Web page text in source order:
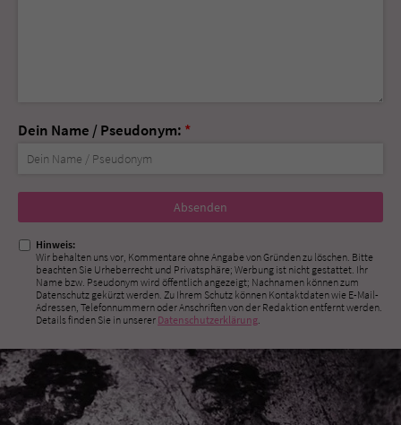
Dein Name / Pseudonym: *
Nicht
ausfüllen!
Hinweis:
Wir behalten uns vor, Kommentare ohne Angabe von Gründen zu löschen. Bitte
beachten Sie Urheberrecht und Privatsphäre; Werbung ist nicht gestattet. Ihr
Name bzw. Pseudonym wird öffentlich angezeigt; Nachnamen können zum
Datenschutz gekürzt werden. Zu Ihrem Schutz können Kontaktdaten wie E-Mail-
Adressen, Telefonnummern oder Anschriften von der Redaktion entfernt werden.
Details finden Sie in unserer Datenschutzerklärung.